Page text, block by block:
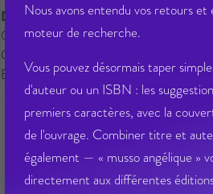
Nous avons entendu vos retours
moteur de recherche.
Vous pouvez désormais taper
d'auteur ou un ISBN : les
premiers caractères, avec la
de l'ouvrage. Combiner titre et
également — « musso angélique »
directement aux différentes
Disponible
Qté dispo en magasin : 8
Gisement : 01-900-A
Etat Dilicom : Disponible
Ajouter à ma liste d’envie